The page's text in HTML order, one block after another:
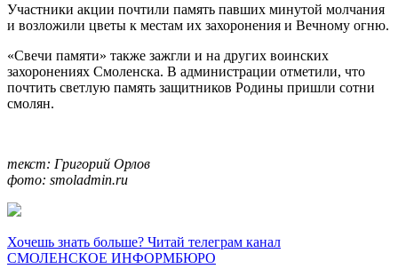
Участники акции почтили память павших минутой молчания
и возложили цветы к местам их захоронения и Вечному огню.
«Свечи памяти» также зажгли и на других воинских
захоронениях Смоленска. В администрации отметили, что
почтить светлую память защитников Родины пришли сотни
смолян.
текст: Григорий Орлов
фото: smoladmin.ru
Хочешь знать больше? Читай телеграм канал
СМОЛЕНСКОЕ ИНФОРМБЮРО